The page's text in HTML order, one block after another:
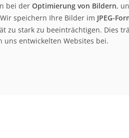
bei der Optimierung von Bildern,
speichern Ihre Bilder im JPEG-
zu stark zu beeinträchtigen. Dies
entwickelten Websites bei.